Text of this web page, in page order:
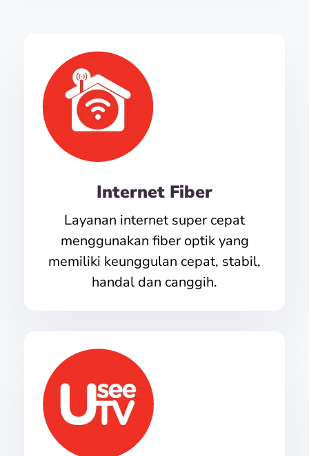
Internet Fiber
Layanan internet super cepat
menggunakan fiber optik yang
memiliki keunggulan cepat, stabil,
handal dan canggih.